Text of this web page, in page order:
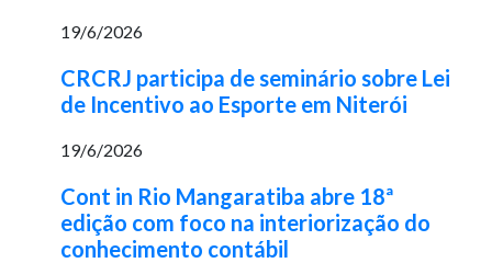
19/6/2026
CRCRJ participa de seminário sobre Lei
de Incentivo ao Esporte em Niterói
19/6/2026
Cont in Rio Mangaratiba abre 18ª
edição com foco na interiorização do
conhecimento contábil